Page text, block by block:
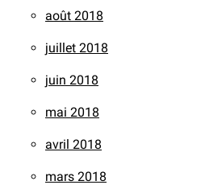
août 2018
juillet 2018
juin 2018
mai 2018
avril 2018
mars 2018